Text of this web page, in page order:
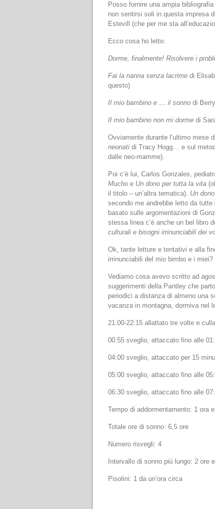
Posso fornire una ampia
non sentirsi soli in questa impresa
Estevill (che per me sta
Ecco cosa ho letto:
Dorme, finalmente! Risolvere i
Fai la nanna senza lacrime di
questo)
Il mio bambino e … il sonno di
Il mio bambino non mi dorme di
Ovviamente durante l’ultimo mese
neonati di Tracy Hogg… e sul
dalle neo-mamme).
Poi c’è lui, Carlos Gonzales,
Mucho e Un dono per tutta la vita
il titolo – un’altra tematica). Un
secondo me andrebbe letto da
basato sulle argomentazioni di
stessa linea c’è anche un bel libro
culturali e bisogni irrinunciabili dei
Ok, tante letture e tentativi e alla
irrinunciabili del mio bimbo e i miei?
Vediamo cosa avevo scritto ad
suggerimenti della Pantley che
periodici a distanza di almeno una
vacanza in montagna, dormiva nel
21:00-22:15 allattato tre volte e
00:55 sveglio, attaccato fino alle
04:00 sveglio, attaccato per 15
05:00 sveglio, attaccato fino alle
06:30 sveglio, attaccato fino alle
Tempo di addormentamento: 1 ora
Totale ore di sonno: 6,5 ore
Numero risvegli: 4
Intervallo di sonno più lungo: 2 ore
Pisolini: 1 da un’ora circa